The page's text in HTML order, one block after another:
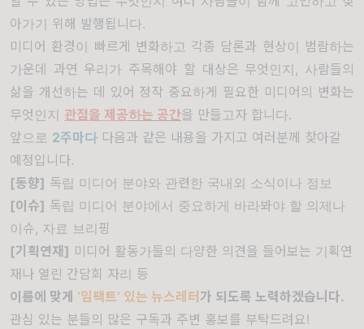
아가기 위해 발행됩니다.
미디어 환경이 빠르게 변화하고 각종 담론과 현상이 범람하는
가운데 과연 우리가 주목해야 할 대상은 무엇인지, 사람들의
삶을 개선하는 데 있어 정작 중요하게 필요한 미디어의 변화는
무엇인지 관점을 제공하는 공간을 만들고자 합니다.
앞으로 2주마다 다음과 같은 내용을 가지고 여러분께 찾아갈
예정입니다.
[동향] 독립 미디어 분야와 관련한 국내외 소식이나 정보
[이슈] 독립 미디어 분야에서 중요하게 바라봐야 할 의제나
이슈, 자료 브리핑
[기획연재] 미디어 활동가들의 다양한 의견을 들어보는 기획연
재나 열린 간담회 자리 등
이름에 맞게 ‘임팩트’ 있는 뉴스레터 가 되도록 노력하겠습니다.
관심 있는 분들의 많은 구독과 주변 홍보를 부탁드려요!